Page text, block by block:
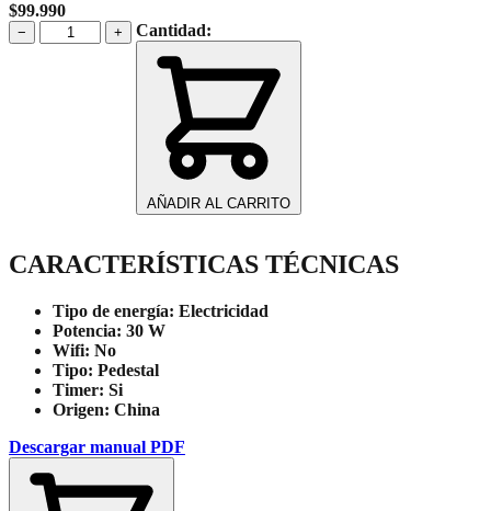
$99.990
Cantidad:
Ventilador
de
− +
AÑADIR AL CARRITO
CARACTERÍSTICAS TÉCNICAS
Tipo de energía: Electricidad
Potencia: 30 W
Wifi: No
Tipo: Pedestal
Timer: Si
Origen: China
Descargar manual PDF